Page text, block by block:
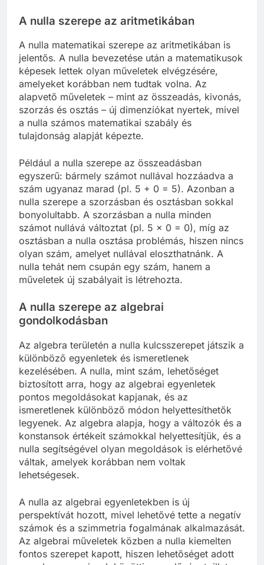
A nulla szerepe az aritmetikában
A nulla matematikai szerepe az aritmetikában is
jelentős. A nulla bevezetése után a matematikusok
képesek lettek olyan műveletek elvégzésére,
amelyeket korábban nem tudtak volna. Az
alapvető műveletek – mint az összeadás, kivonás,
szorzás és osztás – új dimenziókat nyertek, mivel
a nulla számos matematikai szabály és
tulajdonság alapját képezte.
Például a nulla szerepe az összeadásban
egyszerű: bármely számot nullával hozzáadva a
szám ugyanaz marad (pl. 5 + 0 = 5). Azonban a
nulla szerepe a szorzásban és osztásban sokkal
bonyolultabb. A szorzásban a nulla minden
számot nullává változtat (pl. 5 × 0 = 0), míg az
osztásban a nulla osztása problémás, hiszen nincs
olyan szám, amelyet nullával eloszthatnánk. A
nulla tehát nem csupán egy szám, hanem a
műveletek új szabályait is létrehozta.
A nulla szerepe az algebrai
gondolkodásban
Az algebra területén a nulla kulcsszerepet játszik a
különböző egyenletek és ismeretlenek
kezelésében. A nulla, mint szám, lehetőséget
biztosított arra, hogy az algebrai egyenletek
pontos megoldásokat kapjanak, és az
ismeretlenek különböző módon helyettesíthetők
legyenek. Az algebra alapja, hogy a változók és a
konstansok értékeit számokkal helyettesítjük, és a
nulla segítségével olyan megoldások is elérhetővé
váltak, amelyek korábban nem voltak
lehetségesek.
A nulla az algebrai egyenletekben is új
perspektívát hozott, mivel lehetővé tette a negatív
számok és a szimmetria fogalmának alkalmazását.
Az algebrai műveletek közben a nulla kiemelten
fontos szerepet kapott, hiszen lehetőséget adott